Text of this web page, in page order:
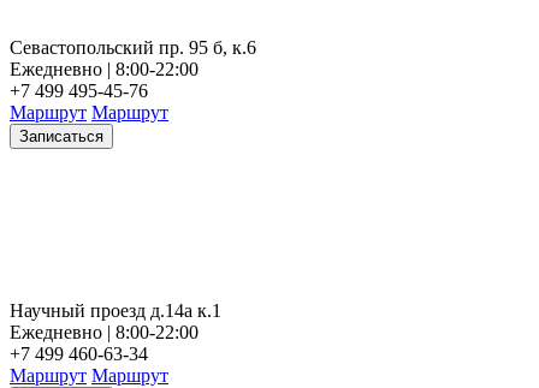
Севастопольский пр. 95 б, к.6
Ежедневно | 8:00-22:00
+7 499 495-45-76
Маршрут Маршрут
Записаться
Научный проезд д.14а к.1
Ежедневно | 8:00-22:00
+7 499 460-63-34
Маршрут Маршрут